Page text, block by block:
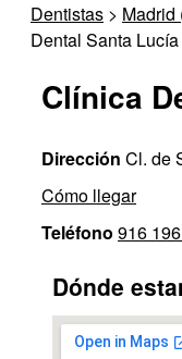
PARA CLÍNICAS
CONTACTAR
Dentistas > Madrid
Dental Santa Lucía
Clínica
Dirección Cl. de
Cómo llegar
Teléfono 916
Dónde